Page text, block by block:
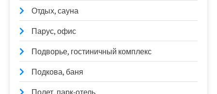
Отдых, сауна
Парус, офис
Подворье, гостиничный комплекс
Подкова, баня